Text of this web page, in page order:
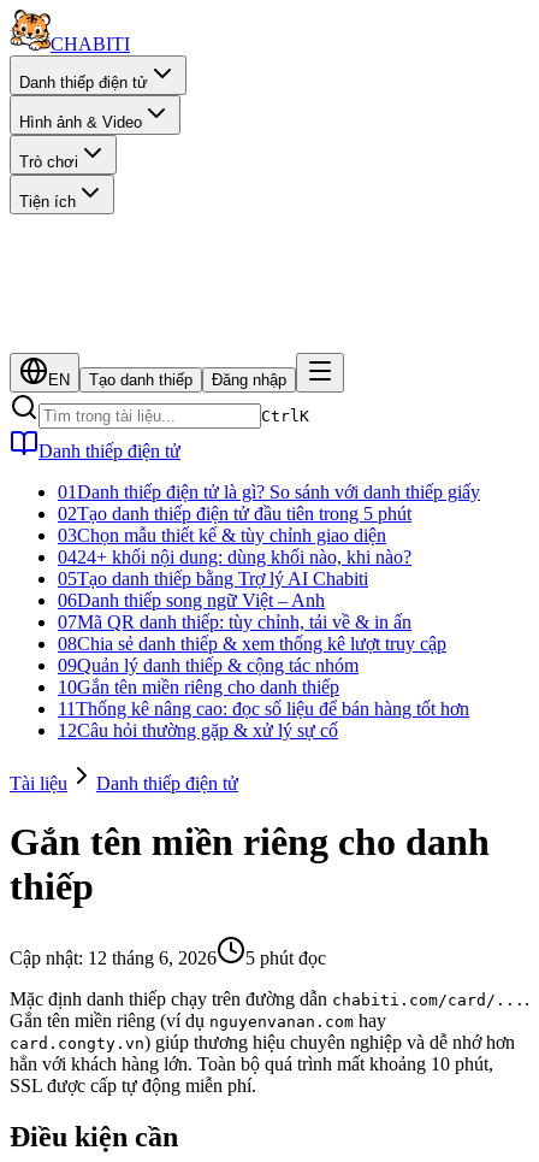
CHABITI
Danh thiếp điện tử
Hình ảnh & Video
Trò chơi
Tiện ích
EN Tạo danh thiếp
Đăng nhập
CtrlK
Danh thiếp điện tử
01Danh thiếp điện tử là gì? So sánh với danh thiếp giấy
02Tạo danh thiếp điện tử đầu tiên trong 5 phút
03Chọn mẫu thiết kế & tùy chỉnh giao diện
0424+ khối nội dung: dùng khối nào, khi nào?
05Tạo danh thiếp bằng Trợ lý AI Chabiti
06Danh thiếp song ngữ Việt – Anh
07Mã QR danh thiếp: tùy chỉnh, tải về & in ấn
08Chia sẻ danh thiếp & xem thống kê lượt truy cập
09Quản lý danh thiếp & cộng tác nhóm
10Gắn tên miền riêng cho danh thiếp
11Thống kê nâng cao: đọc số liệu để bán hàng tốt hơn
12Câu hỏi thường gặp & xử lý sự cố
Tài liệu Danh thiếp điện tử
Gắn tên miền riêng cho danh
thiếp
Cập nhật: 12 tháng 6, 2026
5 phút đọc
Mặc định danh thiếp chạy trên đường dẫn chabiti.com/card/... .
Gắn tên miền riêng (ví dụ nguyenvanan.com hay
card.congty.vn) giúp thương hiệu chuyên nghiệp và dễ nhớ hơn
hẳn với khách hàng lớn. Toàn bộ quá trình mất khoảng 10 phút,
SSL được cấp tự động miễn phí.
Điều kiện cần